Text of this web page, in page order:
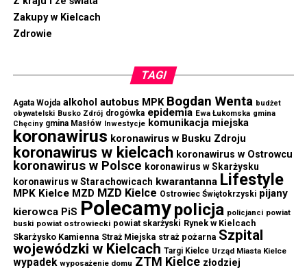
Zakupy w Kielcach
Zdrowie
TAGI
Agata Wojda alkohol autobus MPK Bogdan Wenta budżet
obywatelski Busko Zdrój drogówka epidemia Ewa Łukomska gmina
Chęciny gmina Masłów Inwestycje komunikacja miejska
koronawirus koronawirus w Busku Zdroju
koronawirus w kielcach koronawirus w Ostrowcu
koronawirus w Polsce koronawirus w Skarżysku
koronawirus w Starachowicach kwarantanna Lifestyle
MPK Kielce MZD MZD Kielce Ostrowiec Świętokrzyski pijany
kierowca PiS Polecamypolicja policjanci powiat
buski powiat ostrowiecki powiat skarżyski Rynek w Kielcach
Skarżysko Kamienna Straż Miejska straż pożarna Szpital
wojewódzki w Kielcach Targi Kielce Urząd Miasta Kielce
wypadek wyposażenie domu ZTM Kielce złodziej